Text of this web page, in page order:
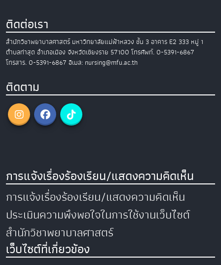
ติดต่อเรา
สำนักวิชาพยาบาลศาสตร์ มหาวิทยาลัยแม่ฟ้าหลวง ชั้น 3 อาคาร E2 333 หมู่ 1
ตำบลท่าสุด อำเภอเมือง จังหวัดเชียงราย 57100 โทรศัพท์. 0-5391-6867
โทรสาร. 0-5391-6867 อีเมล: nursing@mfu.ac.th
ติดตาม
การแจ้งเรื่องร้องเรียน/แสดงความคิดเห็น
การแจ้งเรื่องร้องเรียน/แสดงความคิดเห็น
ประเมินความพึงพอใจในการใช้งานเว็บไซต์
สำนักวิชาพยาบาลศาสตร์
เว็บไซต์ที่เกี่ยวข้อง